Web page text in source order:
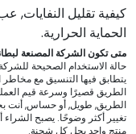
كيفية تقليل النفايات,
الحماية الحرارية.
متى تكون الشركة المصنعة
حالة الاستخدام الصحيحة
يتطابق فيها التنسيق مع مخاطر
الطريق قصيرًا وسرعة قيم
الطريق, طويل, أو حساس, أنت
تغيير أكثر وضوحًا. يصبح
منتج واحد بحل كل شحنة.